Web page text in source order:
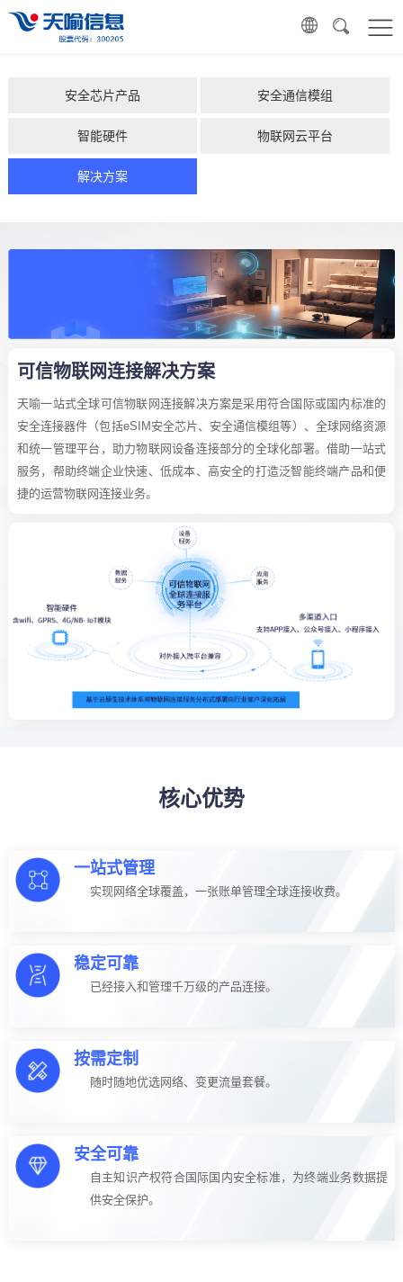
安全芯片产品 安全通信模组
智能硬件 物联网云平台
解决方案
可信物联网连接解决方案
天喻一站式全球可信物联网连接解决方案是采用符合国际或国内标准的
安全连接器件（包括eSIM安全芯片、安全通信模组等）、全球网络资源
和统一管理平台，助力物联网设备连接部分的全球化部署。借助一站式
服务，帮助终端企业快速、低成本、高安全的打造泛智能终端产品和便
捷的运营物联网连接业务。
核心优势
一站式管理
实现网络全球覆盖，一张账单管理全球连接收费。
稳定可靠
已经接入和管理千万级的产品连接。
按需定制
随时随地优选网络、变更流量套餐。
安全可靠
自主知识产权符合国际国内安全标准，为终端业务数据提
供安全保护。